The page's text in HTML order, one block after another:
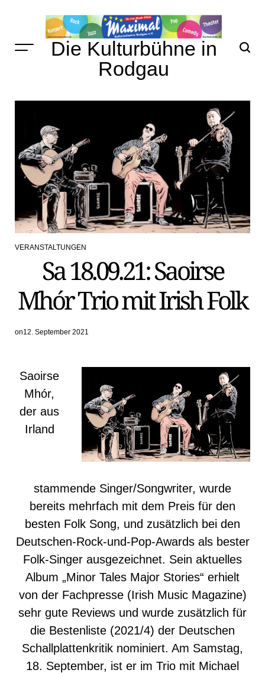
to
content
Die Kulturbühne in
Rodgau
POSTED
VERANSTALTUNGEN
Sa 18.09.21: Saoirse
Mhór Trio mit Irish Folk
on12. September 2021
Saoirse
Mhór,
der aus
Irland
stammende Singer/Songwriter, wurde
bereits mehrfach mit dem Preis für den
besten Folk Song, und zusätzlich bei den
Deutschen-Rock-und-Pop-Awards als bester
Folk-Singer ausgezeichnet. Sein aktuelles
Album „Minor Tales Major Stories“ erhielt
von der Fachpresse (Irish Music Magazine)
sehr gute Reviews und wurde zusätzlich für
die Bestenliste (2021/4) der Deutschen
Schallplattenkritik nominiert. Am Samstag,
18. September, ist er im Trio mit Michael